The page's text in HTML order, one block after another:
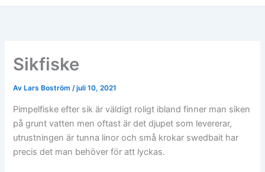
Sikfiske
Av Lars Boström/juli 10, 2021
Pimpelfiske efter sik är väldigt roligt ibland finner man siken
på grunt vatten men oftast är det djupet som levererar,
utrustningen är tunna linor och små krokar swedbait har
precis det man behöver för att lyckas.